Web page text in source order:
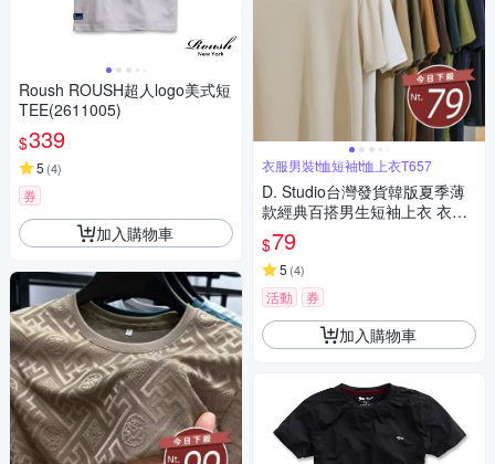
Roush ROUSH超人logo美式短
TEE(2611005)
$339
5 (4)
券
加入購物車
衣服男裝t恤短袖t恤上衣T657
D. Studio台灣發貨韓版夏季薄
款經典百搭男生短袖上衣 衣
服 男裝 t恤 短袖t恤 上衣T657
$79
5 (4)
活動 券
加入購物車